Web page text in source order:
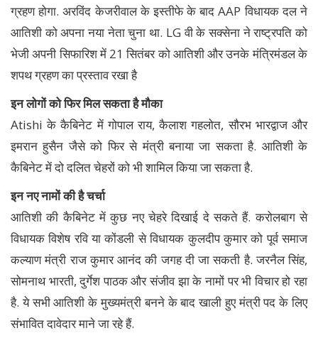
ग्रहण होगा. अरविंद केजरीवाल के इस्तीफे के बाद AAP विधायक दल ने
आतिशी को अपना नया नेता चुना था. LG वी के सक्सेना ने राष्ट्रपति को
भेजी अपनी सिफारिश में 21 सितंबर को आतिशी और उनके मंत्रिमंडल के
शपथ ग्रहण का प्रस्ताव रखा है
इन लोगों को फिर मिल सकता है मौका
Atishi के कैबिनेट में गोपाल राय, कैलाश गहलोत, सौरभ भारद्वाज और
इमरान हुसैन जैसे को फिर से मंत्री बनाया जा सकता है. आतिशी के
कैबिनेट में दो दलित चेहरों को भी शामिल किया जा सकता है.
इन नए नामों की है चर्चा
आतिशी की कैबिनेट में कुछ नए चेहरे दिखाई दे सकते हैं. करोलबाग से
विधायक विशेष रवि या कोंडली से विधायक कुलदीप कुमार को पूर्व समाज
कल्याण मंत्री राज कुमार आनंद की जगह दी जा सकती है. जरनैल सिंह,
सोमनाथ भारती, दुर्गेश पाठक और संजीव झा के नामों पर भी विचार हो रहा
है. ये सभी आतिशी के मुख्यमंत्री बनने के बाद खाली हुए मंत्री पद के लिए
संभावित दावेदार माने जा रहे हैं.